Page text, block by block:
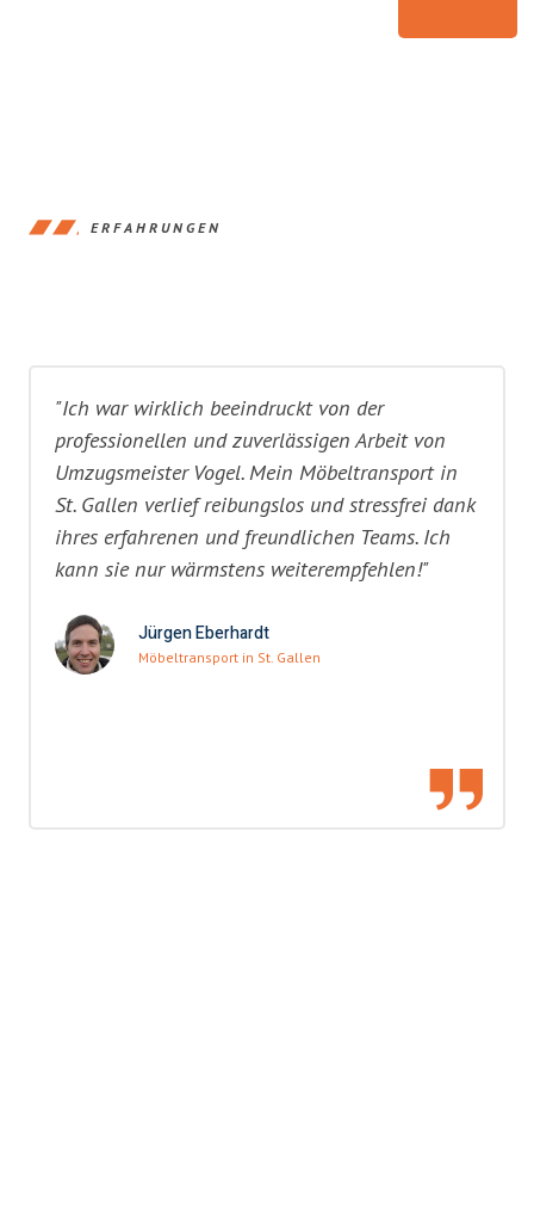
ERFAHRUNGEN
"Ich war wirklich beeindruckt von der
professionellen und zuverlässigen Arbeit von
Umzugsmeister Vogel. Mein Möbeltransport in
St. Gallen verlief reibungslos und stressfrei dank
ihres erfahrenen und freundlichen Teams. Ich
kann sie nur wärmstens weiterempfehlen!"
Jürgen Eberhardt
Möbeltransport in St. Gallen